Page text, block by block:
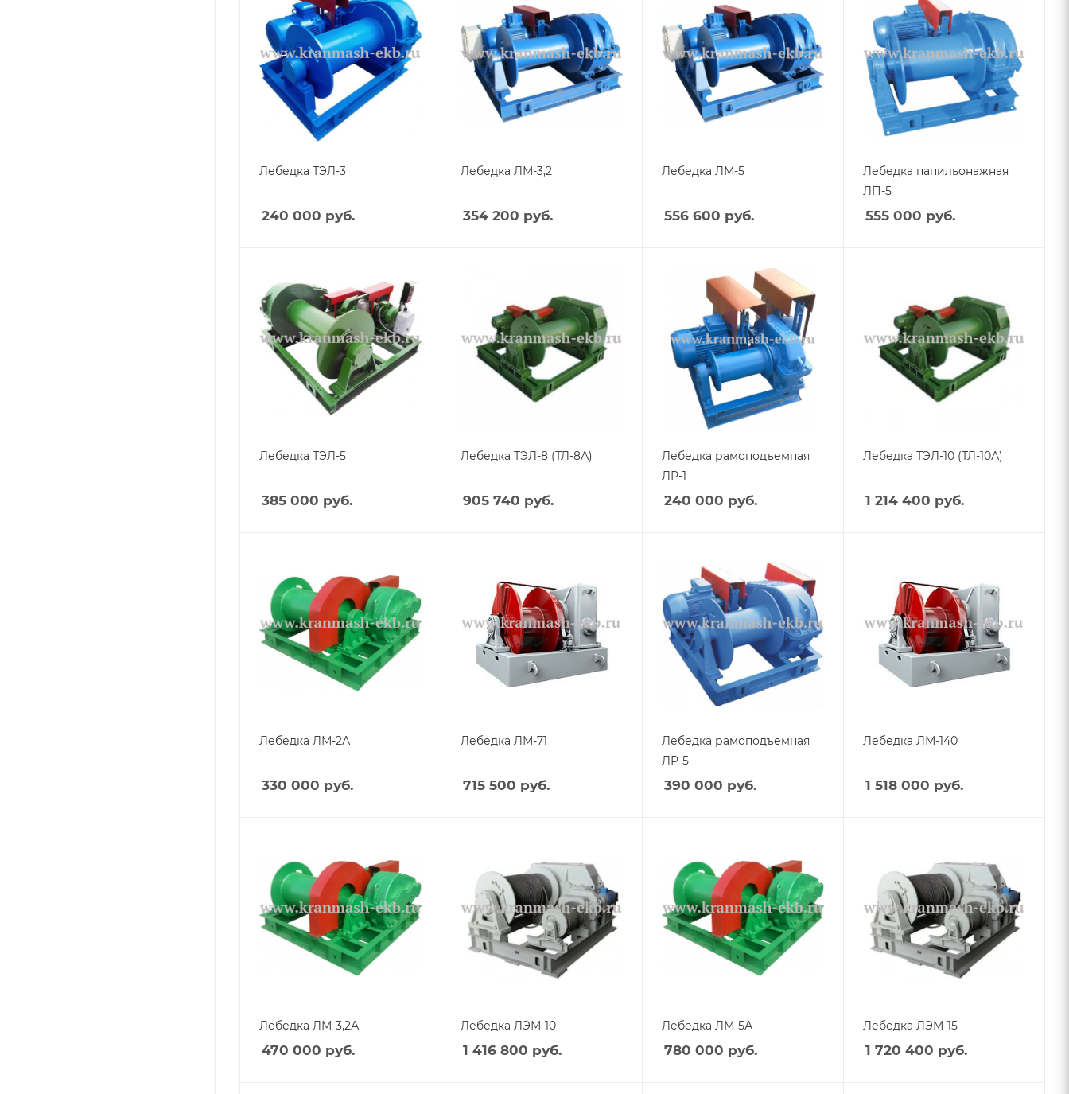
Лебедка ТЭЛ-3
240 000 руб.
Лебедка ЛМ-3,2
354 200 руб.
Лебедка ЛМ-5
556 600 руб.
Лебедка папильонажная
ЛП-5
555 000 руб.
Лебедка ТЭЛ-5
385 000 руб.
Лебедка ТЭЛ-8 (ТЛ-8А)
905 740 руб.
Лебедка рамоподъемная
ЛР-1
240 000 руб.
Лебедка ТЭЛ-10 (ТЛ-10А)
1 214 400 руб.
Лебедка ЛМ-2А
330 000 руб.
Лебедка ЛМ-71
715 500 руб.
Лебедка рамоподъемная
ЛР-5
390 000 руб.
Лебедка ЛМ-140
1 518 000 руб.
Лебедка ЛМ-3,2А
470 000 руб.
Лебедка ЛЭМ-10
1 416 800 руб.
Лебедка ЛМ-5А
780 000 руб.
Лебедка ЛЭМ-15
1 720 400 руб.